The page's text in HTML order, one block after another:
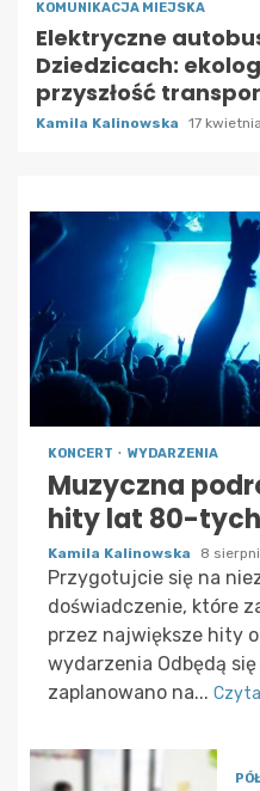
KOMUNIKACJA MIEJSKA
Elektryczne
Dziedzicach:
przyszłość
Kamila Kalinowska 17
KONCERT WYDARZENIA
Muzyczna
hity lat 80-
Kamila Kalinowska 8
Przygotujcie się na
doświadczenie, które
przez największe hity
wydarzenia Odbędą
zaplanowano na...